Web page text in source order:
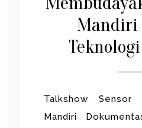
Mandiri
Talkshow Sensor
Mandiri